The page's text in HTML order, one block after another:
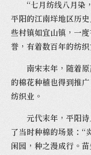
“七月纺线八月染，
平阳的江南垟地区历
些村镇如宜山镇，一
誉，有着数百年的纺织
南宋末年，随着原
的棉花种植也得到推
纺织业。
元代末年，平阳诗
了当时种棉的场景：“
闲园，种之漫成行。